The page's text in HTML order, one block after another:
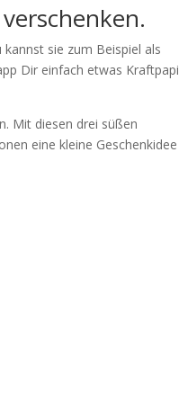
sie zum Beispiel als
Dir einfach etwas
Mit diesen drei süßen
eine kleine Geschenkidee